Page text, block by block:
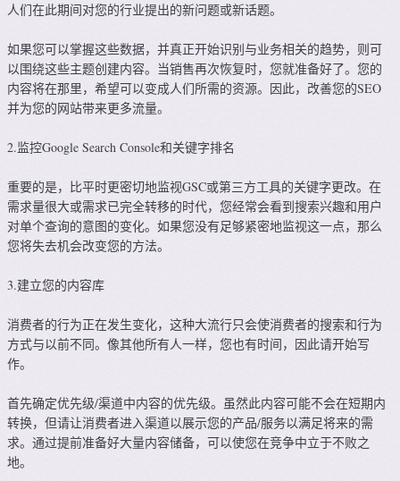
人们在此期间对您的行业提出的新问题或新话题。
如果您可以掌握这些数据，并真正开始识别与业务相关的趋势，则可
以围绕这些主题创建内容。当销售再次恢复时，您就准备好了。您的
内容将在那里，希望可以变成人们所需的资源。因此，改善您的SEO
并为您的网站带来更多流量。
2.监控Google Search Console和关键字排名
重要的是，比平时更密切地监视GSC或第三方工具的关键字更改。在
需求量很大或需求已完全转移的时代，您经常会看到搜索兴趣和用户
对单个查询的意图的变化。如果您没有足够紧密地监视这一点，那么
您将失去机会改变您的方法。
3.建立您的内容库
消费者的行为正在发生变化，这种大流行只会使消费者的搜索和行为
方式与以前不同。像其他所有人一样，您也有时间，因此请开始写
作。
首先确定优先级/渠道中内容的优先级。虽然此内容可能不会在短期内
转换，但请让消费者进入渠道以展示您的产品/服务以满足将来的需
求。通过提前准备好大量内容储备，可以使您在竞争中立于不败之
地。